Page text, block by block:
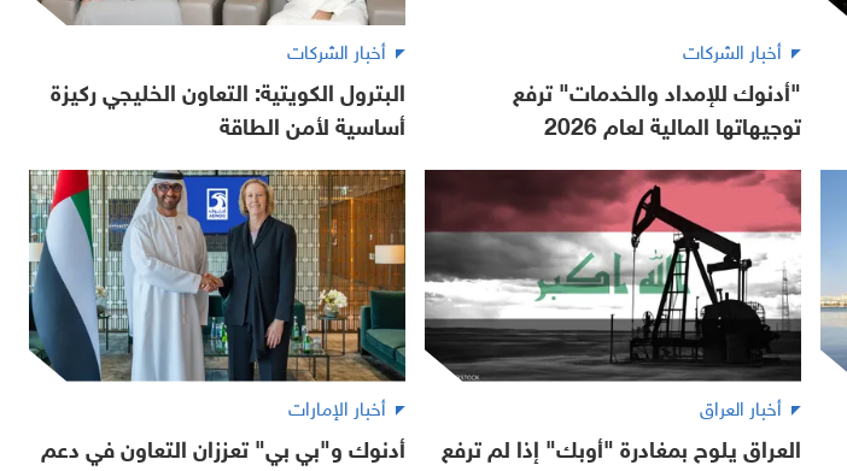
أخبار الشركات
"أدنوك للإمداد والخدمات" ترفع
توجيهاتها المالية لعام 2026
أخبار الشركات
البترول الكويتية: التعاون الخليجي ركيزة
أساسية لأمن الطاقة
أخبار العراق
العراق يلوح بمغادرة "أوبك" إذا لم ترفع
أخبار الإمارات
أدنوك و"بي بي" تعززان التعاون في دعم